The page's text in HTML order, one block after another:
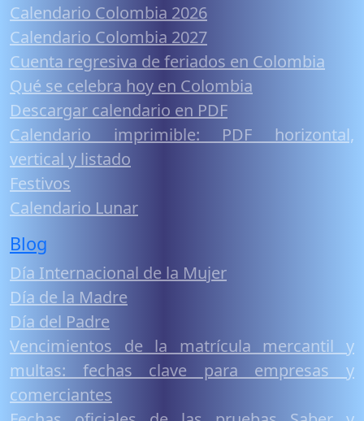
Calendario Colombia 2026
Calendario Colombia 2027
Cuenta regresiva de feriados en Colombia
Qué se celebra hoy en Colombia
Descargar calendario en PDF
Calendario imprimible: PDF horizontal,
vertical y listado
Festivos
Calendario Lunar
Blog
Día Internacional de la Mujer
Día de la Madre
Día del Padre
Vencimientos de la matrícula mercantil y
multas: fechas clave para empresas y
comerciantes